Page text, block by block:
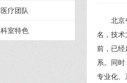
医疗团队
科室特色
北京
名，技术
前，已
系。同
专业化、